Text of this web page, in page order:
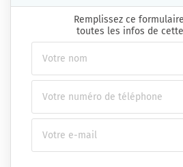
Remplissez ce
toutes les infos de